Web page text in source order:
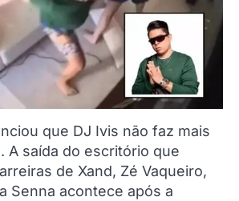
que DJ Ivis não faz mais
A saída do escritório que
de Xand, Zé Vaqueiro,
Senna acontece após a